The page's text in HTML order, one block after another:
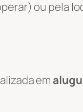
ou pela
em